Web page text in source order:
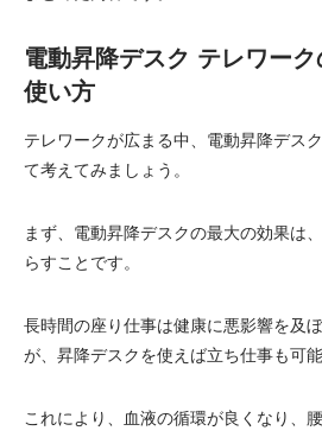
電動昇降デスク テレワー
使い方
テレワークが広まる中、電動昇降デス
て考えてみましょう。
まず、電動昇降デスクの最大の効果は
らすことです。
長時間の座り仕事は健康に悪影響を及
が、昇降デスクを使えば立ち仕事も可能
これにより、血液の循環が良くなり、